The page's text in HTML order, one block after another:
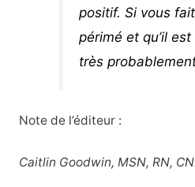
positif. Si vous
périmé et qu’il
très
Note de l’éditeur :
Caitlin Goodwin, MSN, RN,